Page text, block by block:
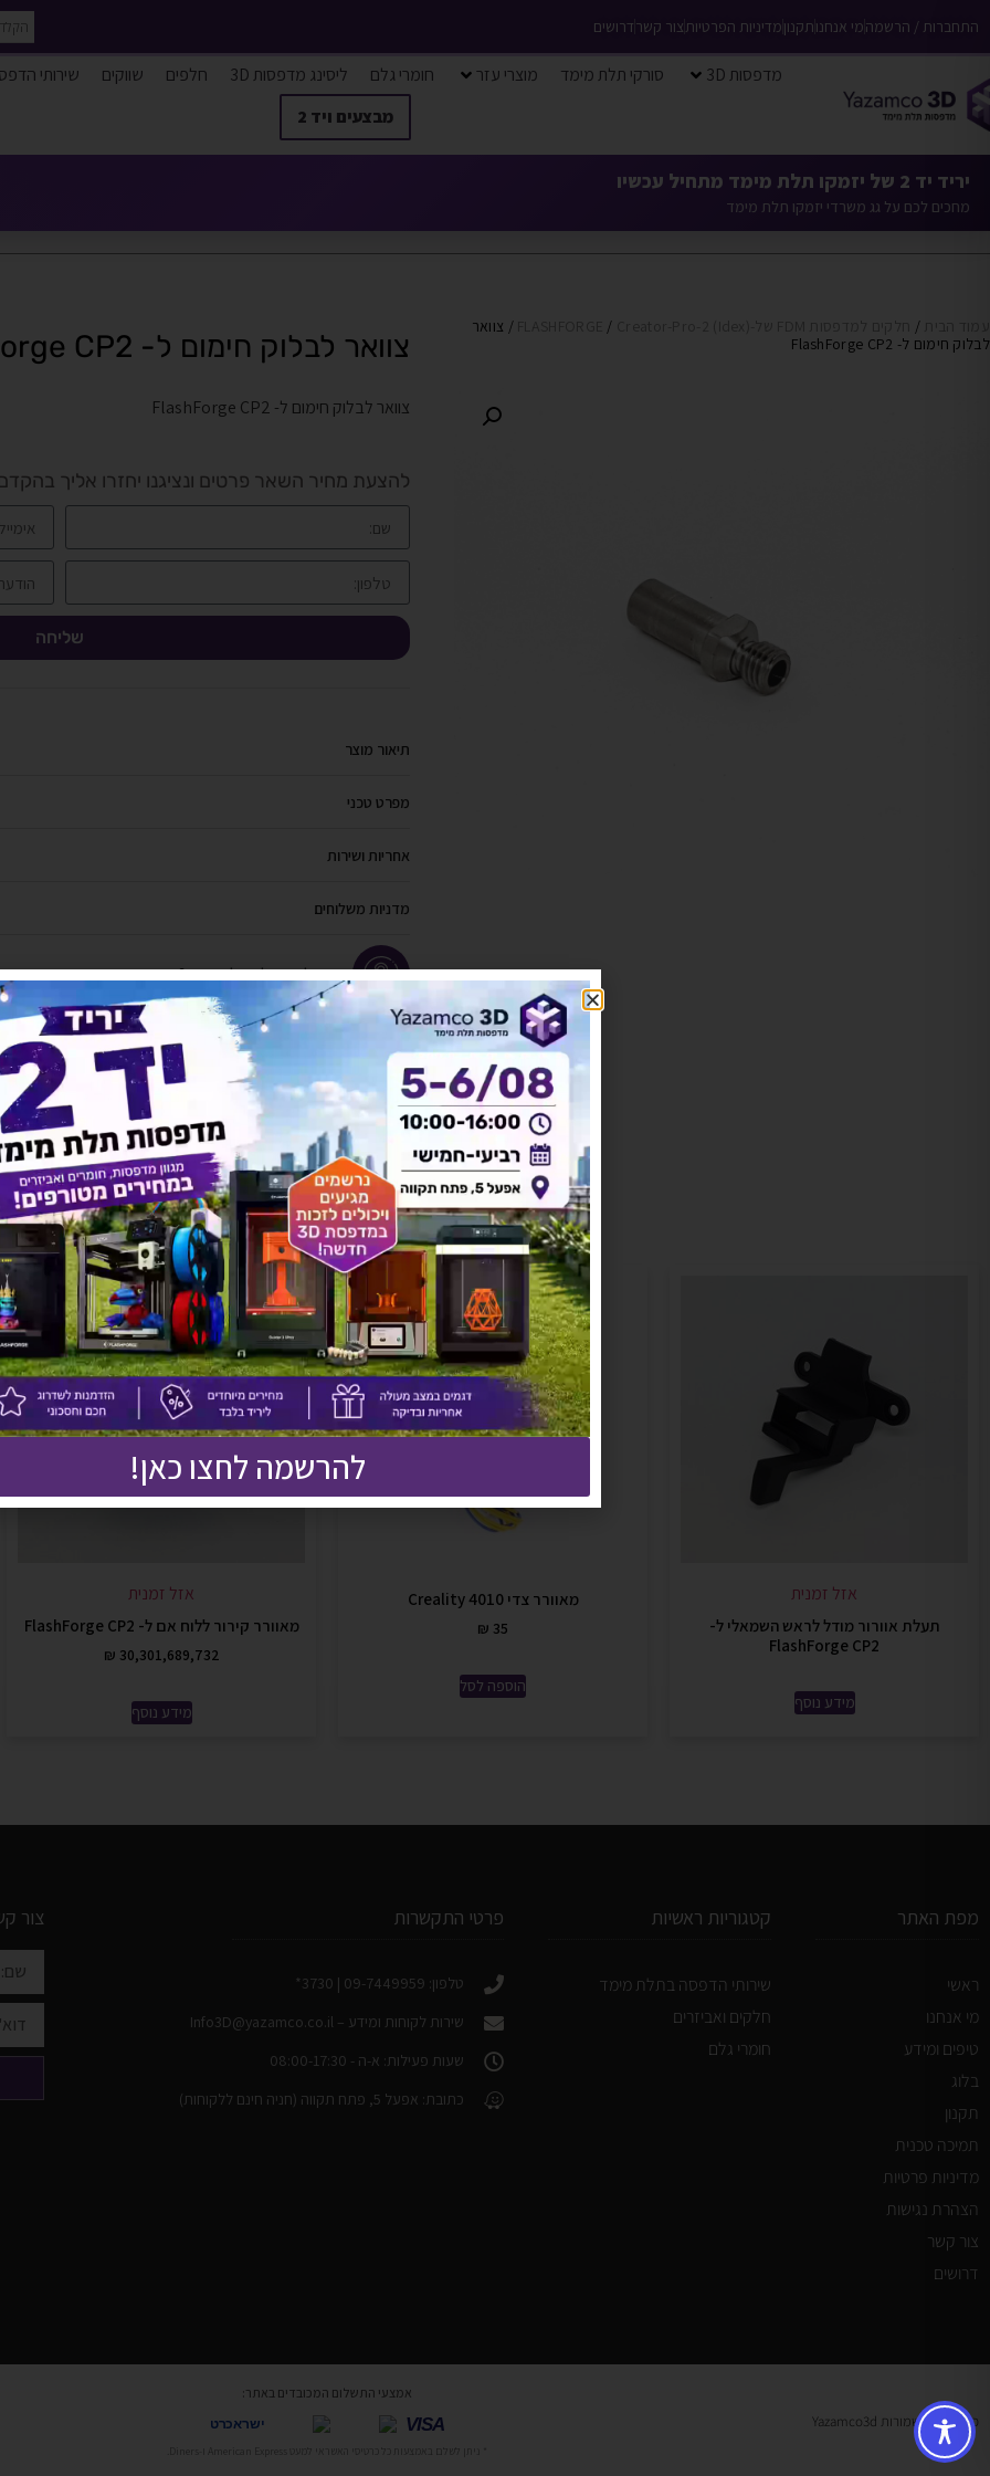
התחברות / הרשמהמי אנחנותקנוןמדיניות הפרטיות צור קשרדרושים
מדפסות 3D סורקי תלת מימד מוצרי עזר חומרי גלם ליסינג מדפסות 3D חלפים שווקים
שירותי
מבצעים ויד 2
יריד יד 2 של יזמקו תלת מימד מתחיל עכשיו
מחכים לכם על גג משרדי יזמקו תלת מימד
/
/
/ צוואר
לבלוק חימום ל- FlashForge CP2
צוואר לבלוק חימום ל- FlashForge CP2
צוואר לבלוק חימום ל- FlashForge CP2
להצעת מחיר השאר פרטים ונציגנו יחזרו אליך בהקדם
שליחה
תיאור מוצר
מפרט טכני
אחריות ושירות
מדניות משלוחים
יש לך שאלה על המוצר?
לחץ כאן ונציגנו יחזרו אליך בהקדם!
אולי יעניין אותך גם
אזל זמנית
תעלת אוורור מודל לראש השמאלי ל-
FlashForge CP2
מידע נוסף
מאוורר צדי Creality 4010
₪ 35
הוספה לסל
אזל זמנית
מאוורר קירור ללוח אם ל- FlashForge CP2
₪ 30,301,689,732
מידע נוסף
מפת האתר
ראשי
מי אנחנו
טיפים ומידע
בלוג
תקנון
תמיכה טכנית
מדיניות פרטיות
הצהרת נגישות
צור קשר
דרושים
קטגוריות ראשיות
שירותי הדפסה בתלת מימד
חלקים ואביזרים
חומרי גלם
פרטי התקשרות
טלפון: 09-7449959 | 3730*
שירות לקוחות ומידע – Info3D@yazamco.co.il
שעות פעילות: א-ה - 08:00-17:30
כתובת: אפעל 5, פתח תקווה (חניה חינם ללקוחות)
צור
כל הזכויות שמורות Yazamco3d
אמצעי התשלום המכובדים באתר:
VISA ישראכרט
* ניתן לשלם באמצעות כל כרטיסי האשראי למעט American Express ו-Diners.
להרשמה לחצו כאן!